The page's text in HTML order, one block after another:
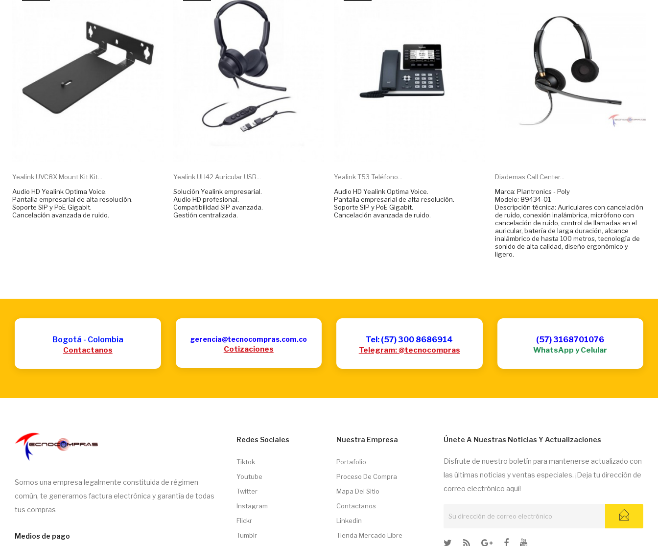
Yealink UVC8X Mount Kit Kit...
Audio HD Yealink Optima Voice.
Pantalla empresarial de alta resolución.
Soporte SIP y PoE Gigabit.
Cancelación avanzada de ruido.
Yealink UH42 Auricular USB...
Solución Yealink empresarial.
Audio HD profesional.
Compatibilidad SIP avanzada.
Gestión centralizada.
Yealink T53 Teléfono...
Audio HD Yealink Optima Voice.
Pantalla empresarial de alta resolución.
Soporte SIP y PoE Gigabit.
Cancelación avanzada de ruido.
Diademas Call Center...
Marca: Plantronics - Poly
Modelo: 89434-01
Descripción técnica: Auriculares con cancelación
de ruido, conexión inalámbrica, micrófono con
cancelación de ruido, control de llamadas en el
auricular, batería de larga duración, alcance
inalámbrico de hasta 100 metros, tecnología de
sonido de alta calidad, diseño ergonómico y
ligero.
Bogotá - Colombia
Contactanos
gerencia@tecnocompras.com.co
Cotizaciones
Tel: (57) 300 8686914
Telegram: @tecnocompras
(57) 3168701076
WhatsApp y Celular
Somos una empresa legalmente constituida de régimen
común, te generamos factura electrónica y garantía de todas
tus compras
Medios de pago
Redes Sociales
Tiktok
Youtube
Twitter
Instagram
Flickr
Tumblr
Nuestra Empresa
Portafolio
Proceso De Compra
Mapa Del Sitio
Contactanos
Linkedin
Tienda Mercado Libre
Únete A Nuestras Noticias Y Actualizaciones
Disfrute de nuestro boletín para mantenerse actualizado con
las últimas noticias y ventas especiales. ¡Deja tu dirección de
correo electrónico aquí!